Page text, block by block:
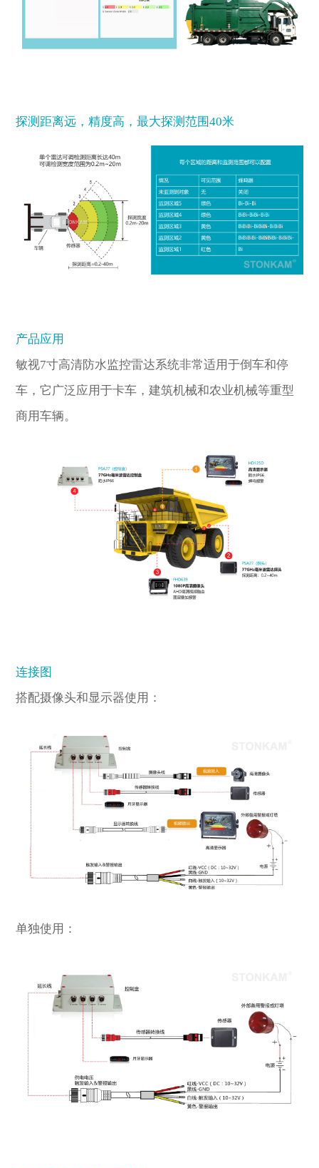
探测距离远，精度高，最大探测范围40米
产品应用
敏视7寸高清防水监控雷达系统非常适用于倒车和停
车，它广泛应用于卡车，建筑机械和农业机械等重型
商用车辆。
连接图
搭配摄像头和显示器使用：
单独使用：